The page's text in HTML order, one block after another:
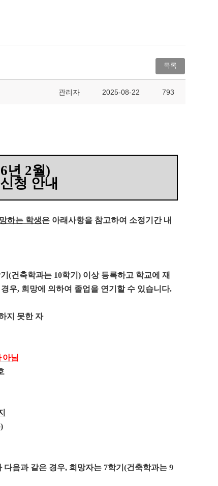
목록
관리자 2025-08-22 793
년 2월)
청 안내
하는 학생은 아래사항을 참고하여 소정기간 내
(건축학과는 10학기 ) 이상 등록하고 학교에 재
우, 희망에 의하여 졸업을 연기할 수 있습니다.
지 못한 자
아님
)
다음과 같은 경우, 희망자는 7학기(건축학과는9